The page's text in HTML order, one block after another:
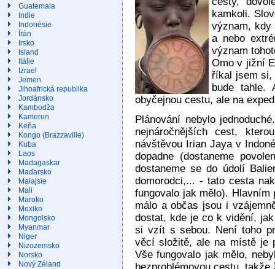
Guatemala
Indie
Indonésie
Írán
Irsko
Island
Itálie
Izrael
Jemen
Jihoafrická republika
Jordánsko
Kambodža
Kamerun
Keňa
Kongo (Brazzaville)
Kuba
Laos
Madagaskar
Maďarsko
Malajsie
Mali
Maroko
Mexiko
Mongolsko
Myanmar
Niger
Nizozemsko
Norsko
Nový Zéland
kamkoli.
význam, kdy
a nebo
význam
Omo v jižní
říkal jsem si,
bude tahle.
obyčejnou cestu, ale na
Plánování nebylo
nejnáročnějších cest,
návštěvou Irian Jaya v
dopadne (dostaneme
dostaneme se do údolí
domorodci,... - tato cesta
fungovalo jak mělo).
málo a občas jsou i
dostat, kde je co k vidění,
si vzít s sebou. Není toho
věcí složitě, ale na místě je
Vše fungovalo jak mělo,